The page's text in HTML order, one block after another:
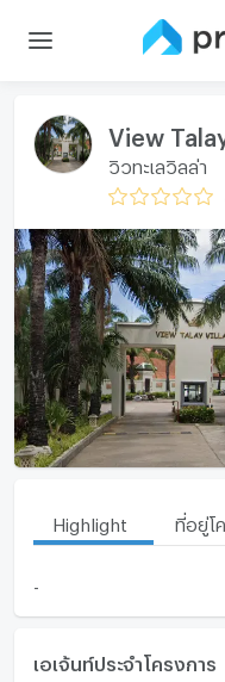
View
วิวทะเลวิลล่า
Highlight ที่อยู่โ
เอเจ้นท์ประจำโครงการ